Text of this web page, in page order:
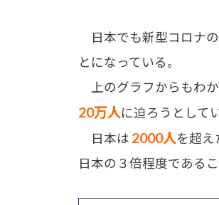
日本でも新型コロナ
とになっている。
上のグラフからもわ
20万人に迫ろうとして
日本は 2000人を超え
日本の３倍程度である